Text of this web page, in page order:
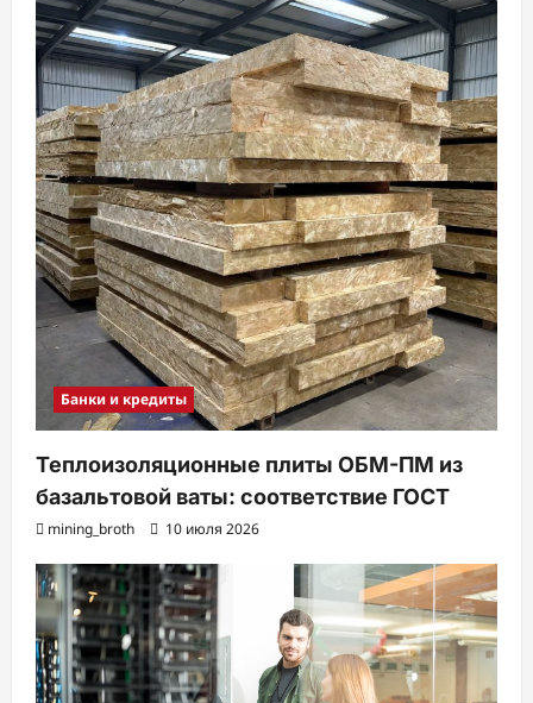
Банки и кредиты
Теплоизоляционные плиты ОБМ-ПМ из
базальтовой ваты: соответствие ГОСТ
mining_broth 10 июля 2026